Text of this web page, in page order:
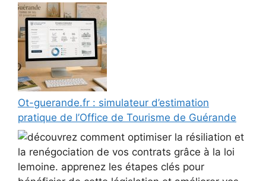
Ot-guerande.fr : simulateur d’estimation
pratique de l’Office de Tourisme de Guérande